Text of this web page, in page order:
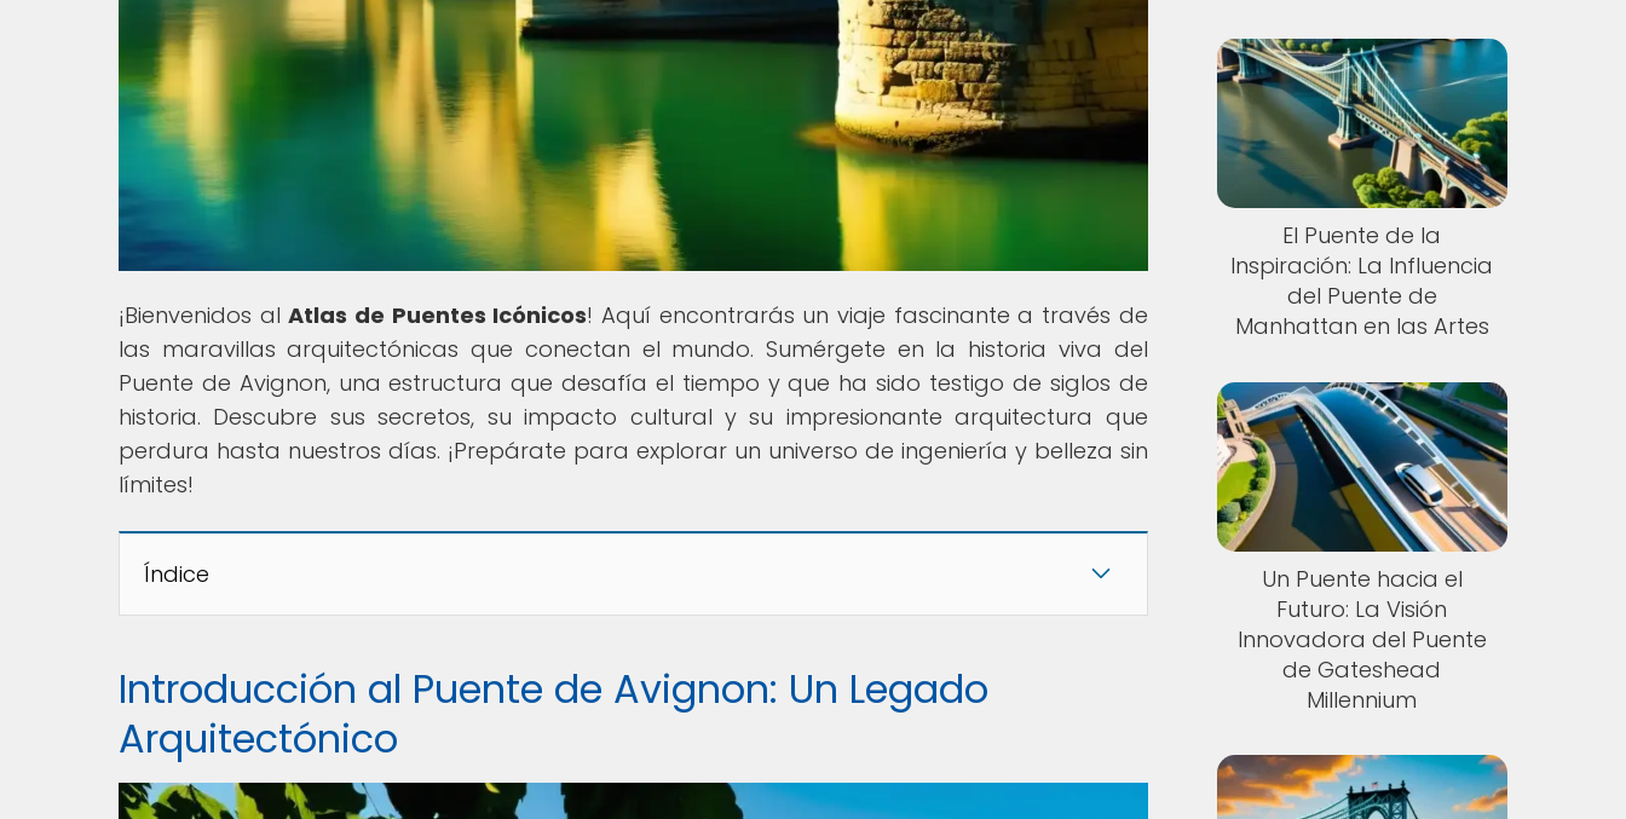
¡Bienvenidos alAtlas de Puentes Icónicos! Aquí encontrarás un viaje fascinante a través de
las maravillas arquitectónicas que conectan el mundo. Sumérgete en la historia viva del
Puente de Avignon, una estructura que desafía el tiempo y que ha sido testigo de siglos de
historia. Descubre sus secretos, su impacto cultural y su impresionante arquitectura que
perdura hasta nuestros días. ¡Prepárate para explorar un universo de ingeniería y belleza sin
límites!
Índice
Introducción al Puente de Avignon: Un Legado
Arquitectónico
El Puente de la
Inspiración: La Influencia
del Puente de
Manhattan en las Artes
Un Puente hacia el
Futuro: La Visión
Innovadora del Puente
de Gateshead
Millennium